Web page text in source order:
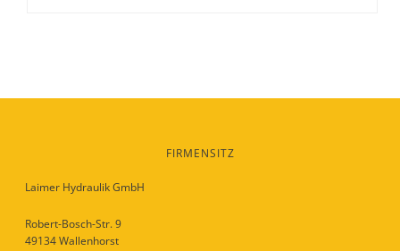
FIRMENSITZ
Laimer Hydraulik GmbH
Robert-Bosch-Str. 9
49134 Wallenhorst